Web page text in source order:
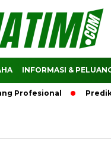
INFORMASI &
Profesional Prediksi